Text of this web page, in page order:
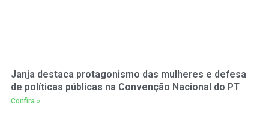
Janja destaca protagonismo das mulheres e defesa
de políticas públicas na Convenção Nacional do PT
Confira »